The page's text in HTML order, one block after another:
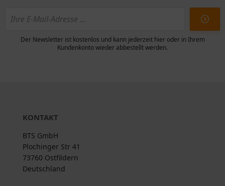
Der Newsletter ist kostenlos und kann jederzeit hier oder in Ihrem
Kundenkonto wieder abbestellt werden.
KONTAKT
BTS GmbH
Plochinger Str 41
73760 Ostfildern
Deutschland